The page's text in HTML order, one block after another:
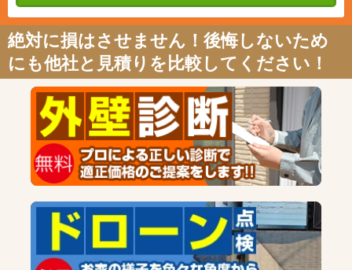
絶対に損はさせません！後悔しないため
にも他社と見積りを比較してください！